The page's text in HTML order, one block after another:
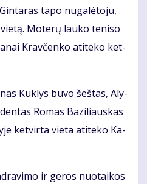
ta­po nu­ga­lė­to­ju,
Mo­te­rų lau­ko te­ni­so
Krav­čen­ko ati­te­ko ket­
Kuk­lys bu­vo šeš­tas, Aly­
Ro­mas Ba­zi­liaus­kas
ket­vir­ta vie­ta ati­te­ko Ka­
ir ge­ros nuo­tai­kos